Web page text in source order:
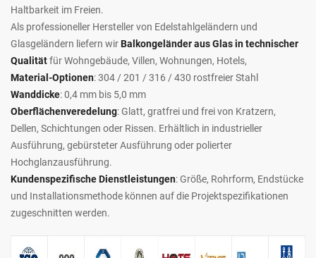
Haltbarkeit im Freien.
Als professioneller Hersteller von Edelstahlgeländern und
Glasgeländern liefern wirBalkongeländer aus Glas in technischer
Qualitätfür Wohngebäude, Villen, Wohnungen, Hotels,
Material-Optionen: 304 / 201 / 316 / 430 rostfreier Stahl
Wanddicke: 0,4 mm bis 5,0 mm
Oberflächenveredelung: Glatt, gratfrei und frei von Kratzern,
Dellen, Schichtungen oder Rissen. Erhältlich in industrieller
Ausführung, gebürsteter Ausführung oder polierter
Hochglanzausführung.
Kundenspezifische Dienstleistungen: Größe, Rohrform, Endstücke
und Installationsmethode können auf die Projektspezifikationen
zugeschnitten werden.